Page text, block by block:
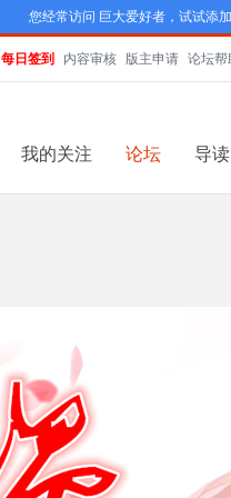
您经常访问 巨大爱好者，试试添
每日签到 内容审核 版主申请 论坛帮
我的关注 论坛 导读